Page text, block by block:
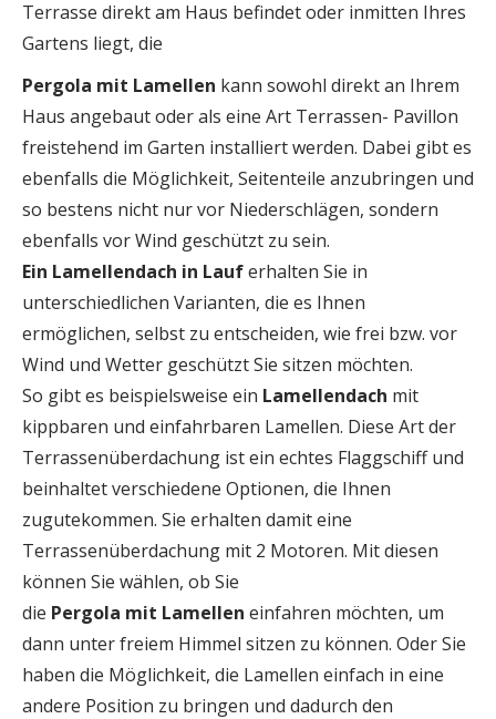
Terrasse direkt am Haus befindet oder inmitten Ihres
Gartens liegt, die
Pergola mit Lamellen kann sowohl direkt an Ihrem
Haus angebaut oder als eine Art Terrassen- Pavillon
freistehend im Garten installiert werden. Dabei gibt es
ebenfalls die Möglichkeit, Seitenteile anzubringen und
so bestens nicht nur vor Niederschlägen, sondern
ebenfalls vor Wind geschützt zu sein.
Ein Lamellendach in Lauferhalten Sie in
unterschiedlichen Varianten, die es Ihnen
ermöglichen, selbst zu entscheiden, wie frei bzw. vor
Wind und Wetter geschützt Sie sitzen möchten.
So gibt es beispielsweise ein Lamellendach mit
kippbaren und einfahrbaren Lamellen. Diese Art der
Terrassenüberdachung ist ein echtes Flaggschiff und
beinhaltet verschiedene Optionen, die Ihnen
zugutekommen. Sie erhalten damit eine
Terrassenüberdachung mit 2 Motoren. Mit diesen
können Sie wählen, ob Sie
die Pergola mit Lamellen einfahren möchten, um
dann unter freiem Himmel sitzen zu können. Oder Sie
haben die Möglichkeit, die Lamellen einfach in eine
andere Position zu bringen und dadurch den